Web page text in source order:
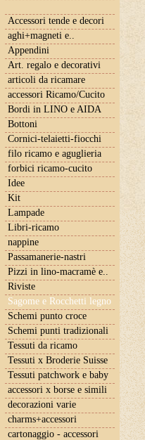
Accessori tende e decori
aghi+magneti e..
Appendini
Art. regalo e decorativi
articoli da ricamare
accessori Ricamo/Cucito
Bordi in LINO e AIDA
Bottoni
Cornici-telaietti-fiocchi
filo ricamo e aguglieria
forbici ricamo-cucito
Idee
Kit
Lampade
Libri-ricamo
nappine
Passamanerie-nastri
Pizzi in lino-macramè e..
Riviste
Sagome e Rocchetti legno
Schemi punto croce
Schemi punti tradizionali
Tessuti da ricamo
Tessuti x Broderie Suisse
Tessuti patchwork e baby
accessori x borse e simili
decorazioni varie
charms+accessori
cartonaggio - accessori